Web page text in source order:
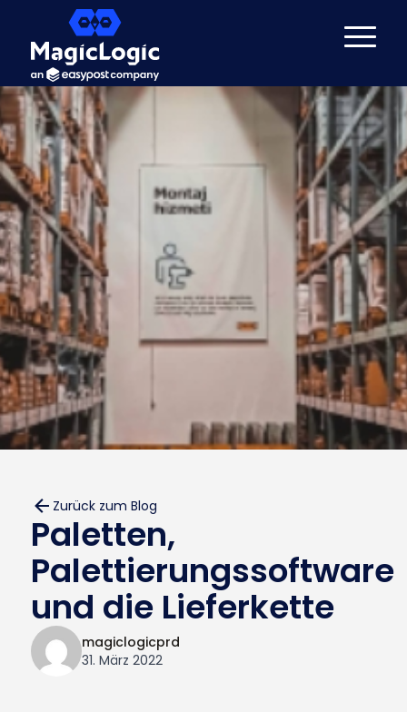
Zurück zum Blog
Paletten,
Palettierungssoftware
und die Lieferkette
magiclogicprd
31. März 2022